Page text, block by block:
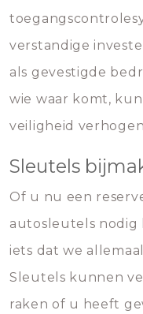
verstandige
als gevestigde
wie waar komt,
veiligheid
Sleutels
Of u nu een
autosleutels nodig
iets dat we
Sleutels kunnen
raken of u heeft